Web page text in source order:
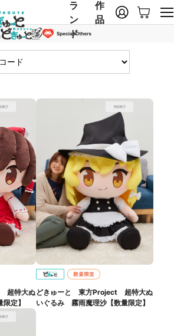
ラ
ン
ド
作
品
超特大ぬ
定】
どきゅーと 東方Project 超特大ぬ
いぐるみ 霧雨魔理沙【数量限定】